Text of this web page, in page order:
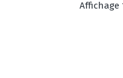
Affichage